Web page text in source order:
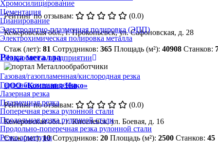
Хромосилицирование
Цементация
Цианирование
Электролитно-плазменная полировка (ЭПП)
Электрохимическая полировка металла
Резка металла
Газовая/газопламенная/кислородная резка
Гидроабразивная резка
Лазерная резка
Плазменная резка
Поперечная резка рулонной стали
Продольная резка рулонной стали
Продольно-поперечная резка рулонной стали
Резка арматуры
Рейтинг по отзывам:
(0.0)
Кемеровская обл., г. Прокопьевск, ул. Сафоновская, д. 28
Стаж (лет): 81 Сотрудников: 365 Площадь (м²): 40908 Станков:
Подробнее о предприятии
ООО «Компания Нико»
Рейтинг по отзывам:
(0.0)
Кемеровская обл., г. Киселевск, ул. Боевая, д. 16
Стаж (лет):10 Сотрудников: 20 Площадь (м²): 2500 Станков: 45